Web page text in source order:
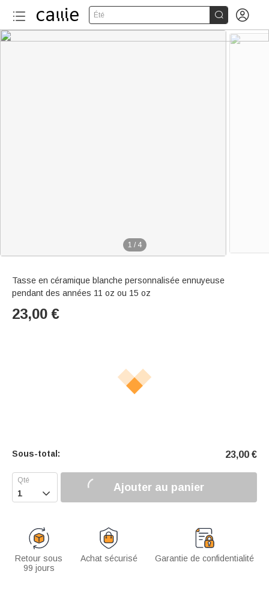
Été  
1 / 4
Tasse en céramique blanche personnalisée ennuyeuse
pendant des années 11 oz ou 15 oz
23,00 €
Sous-total: 23,00 €
 Ajouter au panier
Retour sous
99 jours
Achat sécurisé Garantie de confidentialité